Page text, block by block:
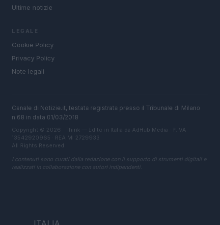
Ultime notizie
LEGALE
Cookie Policy
Privacy Policy
Note legali
Canale di Notizie.it, testata registrata presso il Tribunale di Milano
n.68 in data 01/03/2018
Copyright © 2026 · Think — Edito in Italia da AdHub Media · P.IVA
13542920965 · REA MI 2729933
All Rights Reserved
I contenuti sono curati dalla redazione con il supporto di strumenti digitali e
realizzati in collaborazione con autori indipendenti.